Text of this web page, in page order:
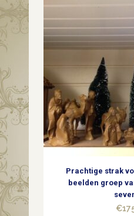
in
een
kerk
uit
Prachtige strak
beelden groep
€